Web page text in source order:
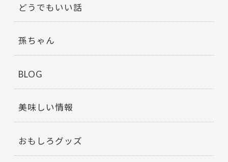
どうでもいい話
孫ちゃん
BLOG
美味しい情報
おもしろグッズ